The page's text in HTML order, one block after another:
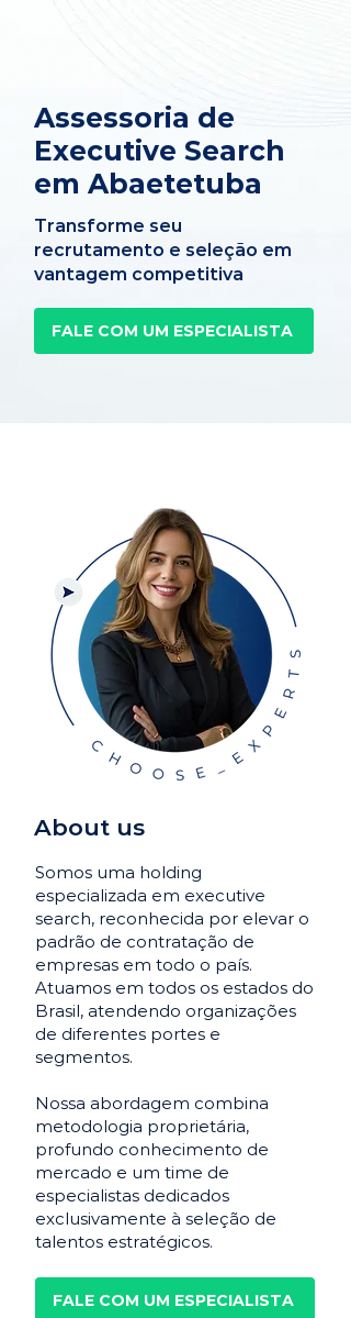
Assessoria de
Executive Search
em Abaetetuba
Transforme seu
recrutamento e seleção em
vantagem competitiva
FALE COM UM ESPECIALISTA
About us
Somos uma holding
especializada em executive
search, reconhecida por elevar o
padrão de contratação de
empresas em todo o país.
Atuamos em todos os estados do
Brasil, atendendo organizações
de diferentes portes e
segmentos.
Nossa abordagem combina
metodologia proprietária,
profundo conhecimento de
mercado e um time de
especialistas dedicados
exclusivamente à seleção de
talentos estratégicos.
FALE COM UM ESPECIALISTA